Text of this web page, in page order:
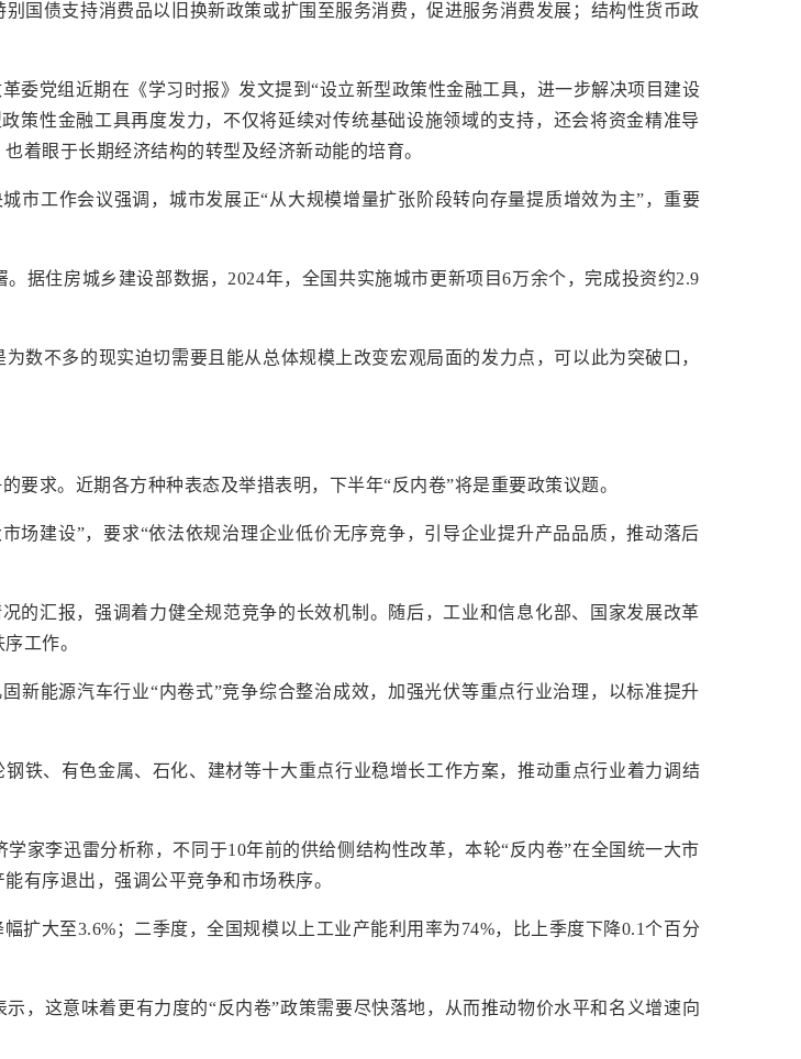
国债支持消费品以旧换新政策或扩围至服务消费，促进服务消费发展；结构性货币政
委党组近期在《学习时报》发文提到“设立新型政策性金融工具，进一步解决项目建设
策性金融工具再度发力，不仅将延续对传统基础设施领域的支持，还会将资金精准导
着眼于长期经济结构的转型及经济新动能的培育。
市工作会议强调，城市发展正“从大规模增量扩张阶段转向存量提质增效为主”，重要
据住房城乡建设部数据，2024年，全国共实施城市更新项目6万余个，完成投资约2.9
数不多的现实迫切需要且能从总体规模上改变宏观局面的发力点，可以此为突破口，
要求。近期各方种种表态及举措表明，下半年“反内卷”将是重要政策议题。
场建设”，要求“依法依规治理企业低价无序竞争，引导企业提升产品品质，推动落后
的汇报，强调着力健全规范竞争的长效机制。随后，工业和信息化部、国家发展改革
工作。
新能源汽车行业“内卷式”竞争综合整治成效，加强光伏等重点行业治理，以标准提升
铁、有色金属、石化、建材等十大重点行业稳增长工作方案，推动重点行业着力调结
家李迅雷分析称，不同于10年前的供给侧结构性改革，本轮“反内卷”在全国统一大市
有序退出，强调公平竞争和市场秩序。
扩大至3.6%；二季度，全国规模以上工业产能利用率为74%，比上季度下降0.1个百分
，这意味着更有力度的“反内卷”政策需要尽快落地，从而推动物价水平和名义增速向